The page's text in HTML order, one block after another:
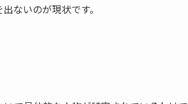
ないのが現状です。